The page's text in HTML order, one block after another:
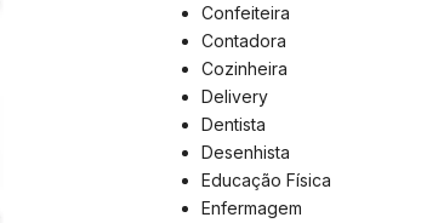
Confeiteira
Contadora
Cozinheira
Delivery
Dentista
Desenhista
Educação Física
Enfermagem